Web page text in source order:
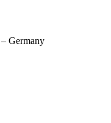
Germany